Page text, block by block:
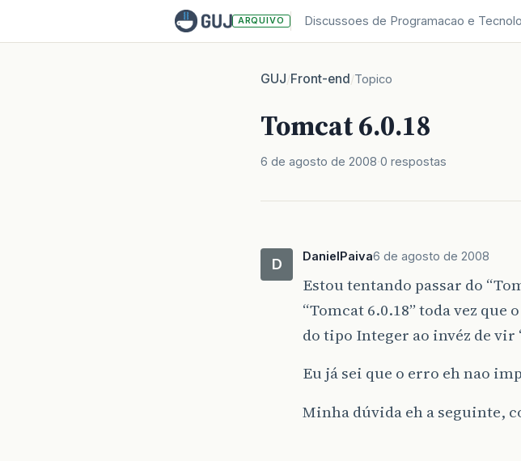
ARQUIVO Discussoes de Programacao e
GUJ/Front-end/Topico
Tomcat 6.0.18
6 de agosto de 2008 0 respostas
D DanielPaiva6 de agosto de 2008
Estou tentando passar do
“Tomcat 6.0.18” toda vez
do tipo Integer ao invéz de
Eu já sei que o erro eh nao
Minha dúvida eh a seguinte,